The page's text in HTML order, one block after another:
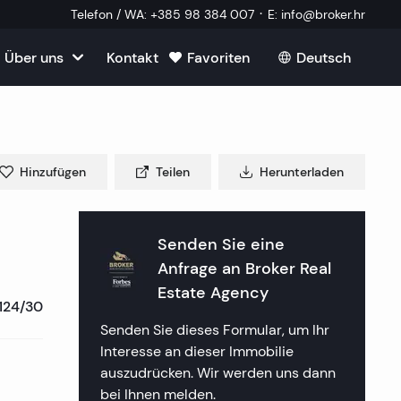
Telefon / WA: +385 98 384 007 · E: info@broker.hr
in Split
in Rogoznica
in Primosten
in Crikvenica
Verkauf in Kroatien
in Kroatien
Über uns
ein externer Mitarbeiter
Fragen
Kontakt Favoriten Deutsch
30
Hinzufügen Teilen Herunterladen
Senden Sie eine
Anfrage an Broker Real
Estate Agency
Senden Sie dieses Formular, um Ihr
Interesse an dieser Immobilie
auszudrücken. Wir werden uns dann
bei Ihnen melden.